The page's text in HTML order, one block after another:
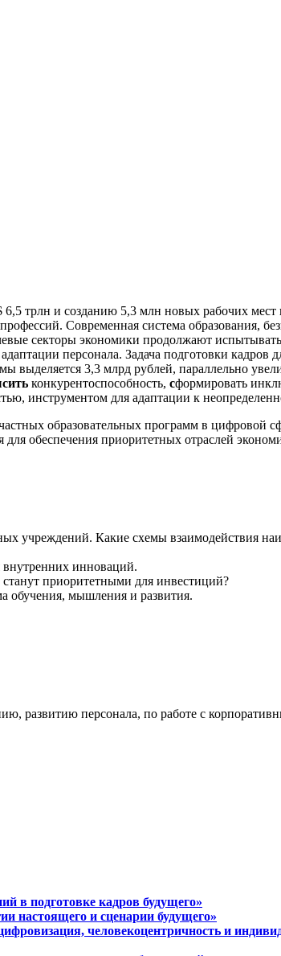
трлн и созданию 5,3 млн новых рабочих мест
Современная система образования,
секторы экономики продолжают
персонала. Задача подготовки кадров
выделяется 3,3 млрд рублей, параллельно
конкурентоспособность, cформировать
инструментом для адаптации к
образовательных программ в цифровой
для обеспечения приоритетных отраслей
учреждений. Какие схемы взаимодействия
инноваций.
приоритетными для инвестиций?
обучения, мышления и развития.
развитию персонала, по работе с